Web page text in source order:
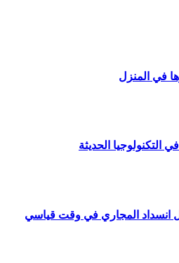
في المنزل
التكنولوجيا الحديثة
انسداد المجاري في وقت قياسي